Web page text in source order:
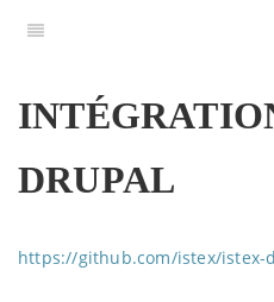
DRUPAL
https://github.com/istex/istex-